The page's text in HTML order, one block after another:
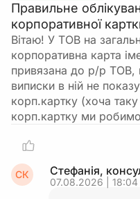
Правильне
корпоративної
Вітаю! У ТОВ на
корпоративна карта
привязана до р/р ТОВ,
виписки в ній не
корп.картку (хоча
корп.картку ми
СК Стефанія,
07.08.2026 | 18:04